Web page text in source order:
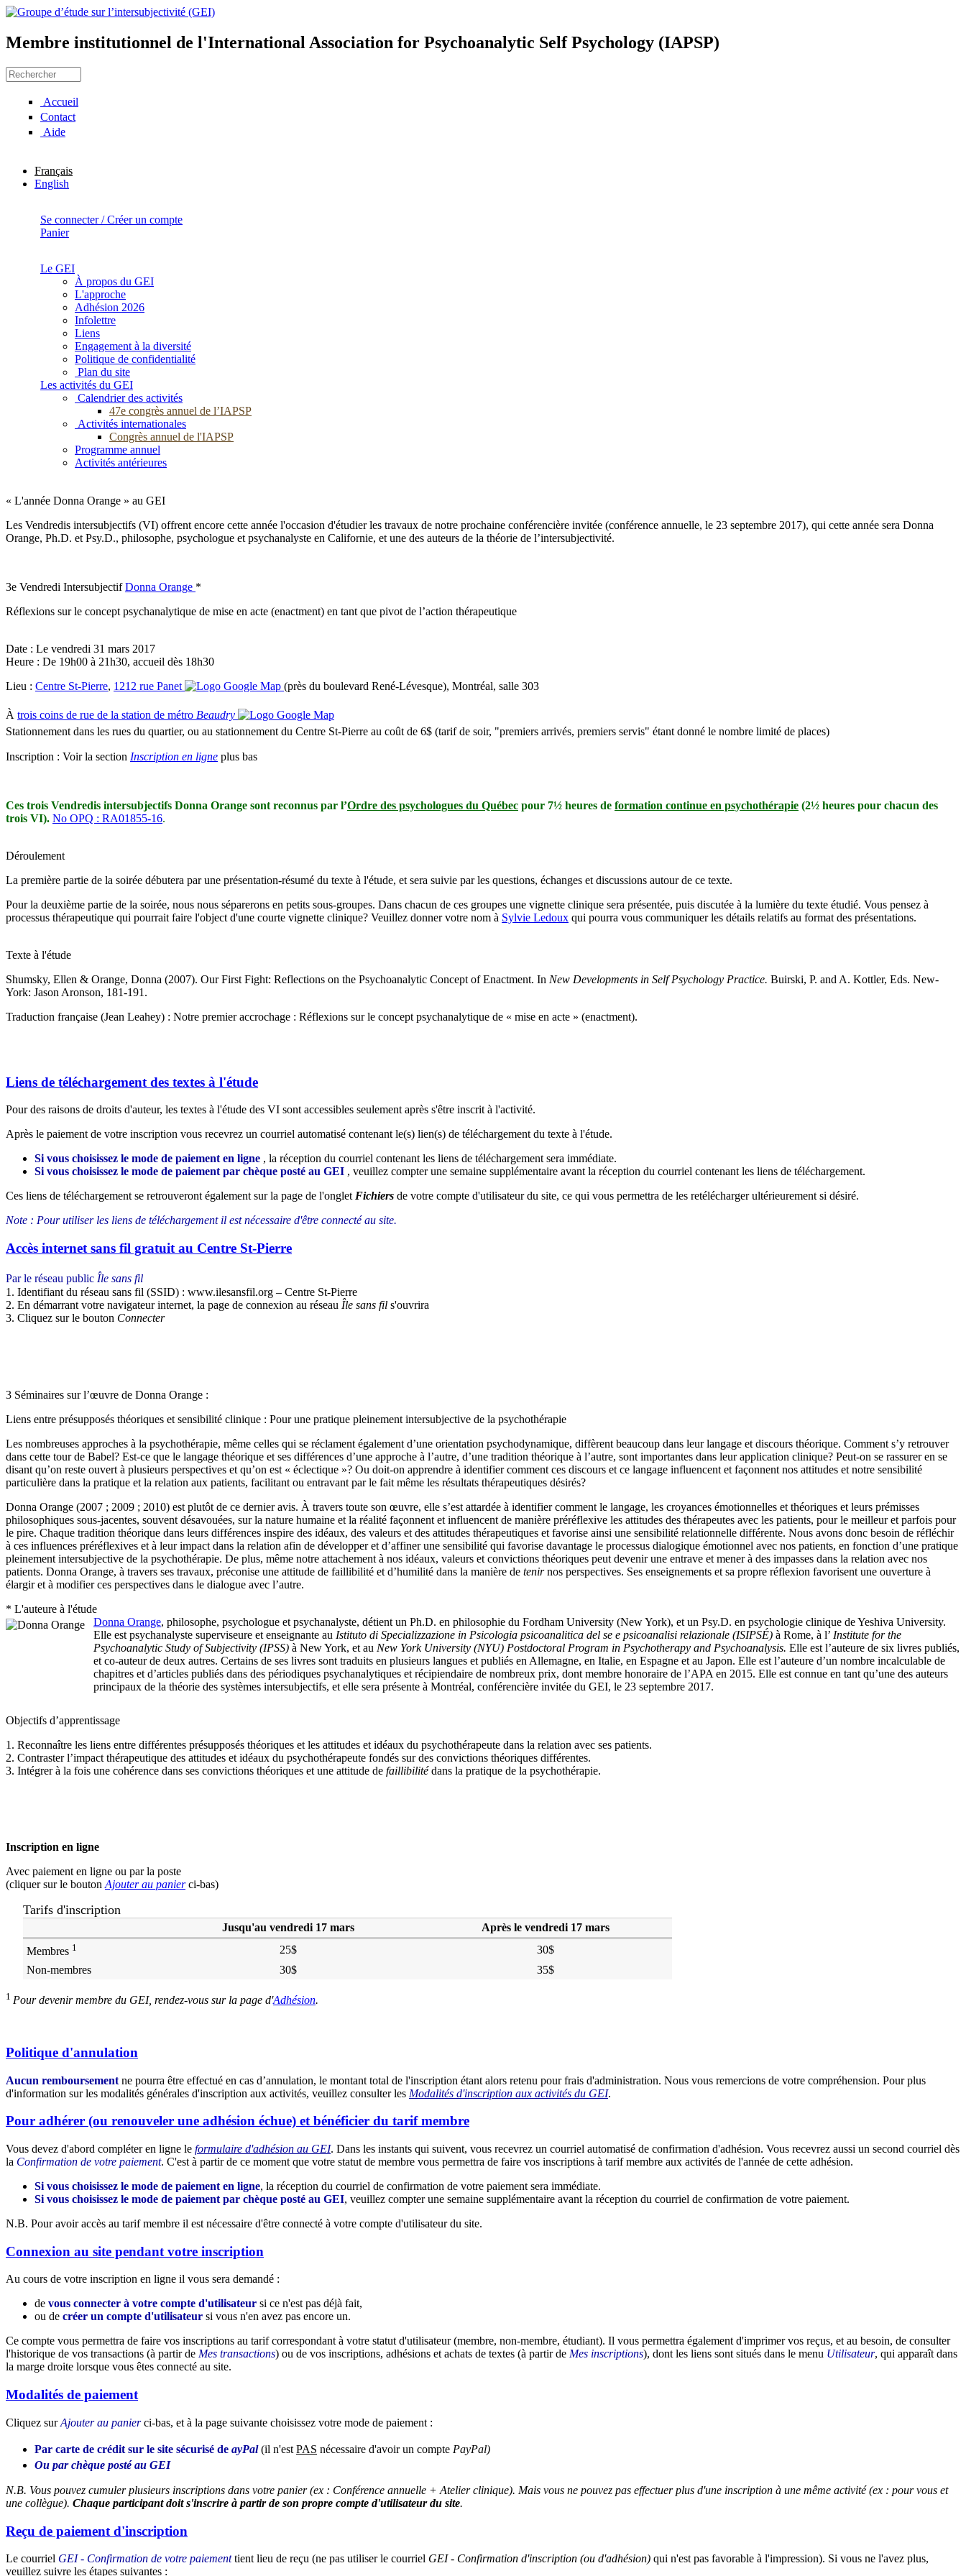
Aller au contenu principal
Groupe d’étude sur l’intersubjectivité (GEI)
Membre institutionnel de l'International Association for Psychoanalytic Self Psychology (IAPSP)
Rechercher
Accueil
Contact
Aide
Français
English
Se connecter / Créer un compte
Panier
Le GEI
À propos du GEI
L'approche
Adhésion 2026
Infolettre
Liens
Engagement à la diversité
Politique de confidentialité
Plan du site
Les activités du GEI
Calendrier des activités
47e congrès annuel de l’IAPSP
Activités internationales
Congrès annuel de l'IAPSP
Programme annuel
Activités antérieures
« L'année Donna Orange » au GEI
Les Vendredis intersubjectifs (VI) offrent encore cette année l'occasion d'étudier les travaux de notre prochaine conférencière invitée (conférence annuelle, le 23 septembre 2017), qui cette année sera Donna
Orange, Ph.D. et Psy.D., philosophe, psychologue et psychanalyste en Californie, et une des auteurs de la théorie de l’intersubjectivité.
3e Vendredi IntersubjectifDonna Orange *
Réflexions sur le concept psychanalytique de mise en acte (enactment) en tant que pivot de l’action thérapeutique
Date : Le vendredi 31 mars 2017
Heure : De 19h00 à 21h30, accueil dès 18h30
Lieu : Centre St-Pierre, 1212 rue Panet (près du boulevard René-Lévesque), Montréal, salle 303
À trois coins de rue de la station de métro Beaudry
Stationnement dans les rues du quartier, ou au stationnement du Centre St-Pierre au coût de 6$ (tarif de soir, "premiers arrivés, premiers servis" étant donné le nombre limité de places)
Inscription : Voir la section Inscription en ligne plus bas
Ces trois Vendredis intersubjectifs Donna Orange sont reconnus par l’Ordre des psychologues du Québec pour 7½ heures de formation continue en psychothérapie (2½ heures pour chacun des
trois VI). No OPQ : RA01855-16.
Déroulement
La première partie de la soirée débutera par une présentation-résumé du texte à l'étude, et sera suivie par les questions, échanges et discussions autour de ce texte.
Pour la deuxième partie de la soirée, nous nous séparerons en petits sous-groupes. Dans chacun de ces groupes une vignette clinique sera présentée, puis discutée à la lumière du texte étudié. Vous pensez à
processus thérapeutique qui pourrait faire l'object d'une courte vignette clinique? Veuillez donner votre nom à Sylvie Ledoux qui pourra vous communiquer les détails relatifs au format des présentations.
Texte à l'étude
Shumsky, Ellen & Orange, Donna (2007). Our First Fight: Reflections on the Psychoanalytic Concept of Enactment. In New Developments in Self Psychology Practice. Buirski, P. and A. Kottler, Eds. New-
York: Jason Aronson, 181-191.
Traduction française (Jean Leahey) : Notre premier accrochage : Réflexions sur le concept psychanalytique de « mise en acte » (enactment).
Liens de téléchargement des textes à l'étude
Pour des raisons de droits d'auteur, les textes à l'étude des VI sont accessibles seulement après s'être inscrit à l'activité.
Après le paiement de votre inscription vous recevrez un courriel automatisé contenant le(s) lien(s) de téléchargement du texte à l'étude.
Si vous choisissez le mode de paiement en ligne , la réception du courriel contenant les liens de téléchargement sera immédiate.
Si vous choisissez le mode de paiement par chèque posté au GEI , veuillez compter une semaine supplémentaire avant la réception du courriel contenant les liens de téléchargement.
Ces liens de téléchargement se retrouveront également sur la page de l'ongletFichiers de votre compte d'utilisateur du site, ce qui vous permettra de les retélécharger ultérieurement si désiré.
Note : Pour utiliser les liens de téléchargement il est nécessaire d'être connecté au site.
Accès internet sans fil gratuit au Centre St-Pierre
Par le réseau public Île sans fil
1. Identifiant du réseau sans fil (SSID) : www.ilesansfil.org – Centre St-Pierre
2. En démarrant votre navigateur internet, la page de connexion au réseau Île sans fil s'ouvrira
3. Cliquez sur le bouton Connecter
3 Séminaires sur l’œuvre de Donna Orange :
Liens entre présupposés théoriques et sensibilité clinique : Pour une pratique pleinement intersubjective de la psychothérapie
Les nombreuses approches à la psychothérapie, même celles qui se réclament également d’une orientation psychodynamique, diffèrent beaucoup dans leur langage et discours théorique. Comment s’y retrouver
dans cette tour de Babel? Est-ce que le langage théorique et ses différences d’une approche à l’autre, d’une tradition théorique à l’autre, sont importantes dans leur application clinique? Peut-on se rassurer en se
disant qu’on reste ouvert à plusieurs perspectives et qu’on est « éclectique »? Ou doit-on apprendre à identifier comment ces discours et ce langage influencent et façonnent nos attitudes et notre sensibilité
particulière dans la pratique et la relation aux patients, facilitant ou entravant par le fait même les résultats thérapeutiques désirés?
Donna Orange (2007 ; 2009 ; 2010) est plutôt de ce dernier avis. À travers toute son œuvre, elle s’est attardée à identifier comment le langage, les croyances émotionnelles et théoriques et leurs prémisses
philosophiques sous-jacentes, souvent désavouées, sur la nature humaine et la réalité façonnent et influencent de manière préréflexive les attitudes des thérapeutes avec les patients, pour le meilleur et parfois pour
le pire. Chaque tradition théorique dans leurs différences inspire des idéaux, des valeurs et des attitudes thérapeutiques et favorise ainsi une sensibilité relationnelle différente. Nous avons donc besoin de réfléchir
à ces influences préréflexives et à leur impact dans la relation afin de développer et d’affiner une sensibilité qui favorise davantage le processus dialogique émotionnel avec nos patients, en fonction d’une pratique
pleinement intersubjective de la psychothérapie. De plus, même notre attachement à nos idéaux, valeurs et convictions théoriques peut devenir une entrave et mener à des impasses dans la relation avec nos
patients. Donna Orange, à travers ses travaux, préconise une attitude de faillibilité et d’humilité dans la manière de tenirnos perspectives. Ses enseignements et sa propre réflexion favorisent une ouverture à
élargir et à modifier ces perspectives dans le dialogue avec l’autre.
* L'auteure à l'étude
Donna Orange, philosophe, psychologue et psychanalyste, détient un Ph.D. en philosophie du Fordham University (New York), et un Psy.D. en psychologie clinique de Yeshiva University.
Elle est psychanalyste superviseure et enseignante au Istituto di Specializzazione in Psicologia psicoanalitica del se e psicoanalisi relazionale (ISIPSÉ) à Rome, à l’ Institute for the
Psychoanalytic Study of Subjectivity (IPSS) à New York, et au New York University (NYU) Postdoctoral Program in Psychotherapy and Psychoanalysis. Elle est l’auteure de six livres publiés,
et co-auteur de deux autres. Certains de ses livres sont traduits en plusieurs langues et publiés en Allemagne, en Italie, en Espagne et au Japon. Elle est l’auteure d’un nombre incalculable de
chapitres et d’articles publiés dans des périodiques psychanalytiques et récipiendaire de nombreux prix, dont membre honoraire de l’APA en 2015. Elle est connue en tant qu’une des auteurs
principaux de la théorie des systèmes intersubjectifs, et elle sera présente à Montréal, conférencière invitée du GEI, le 23 septembre 2017.
Objectifs d’apprentissage
1. Reconnaître les liens entre différentes présupposés théoriques et les attitudes et idéaux du psychothérapeute dans la relation avec ses patients.
2. Contraster l’impact thérapeutique des attitudes et idéaux du psychothérapeute fondés sur des convictions théoriques différentes.
3. Intégrer à la fois une cohérence dans ses convictions théoriques et une attitude de faillibilitédans la pratique de la psychothérapie.
Inscription en ligne
Avec paiement en ligne ou par la poste
(cliquer sur le bouton Ajouter au panierci-bas)
Tarifs d'inscription
Jusqu'au vendredi 17 mars
Après le vendredi 17 mars
Membres 1 25$
30$
Non-membres
30$ 35$
1 Pour devenir membre du GEI, rendez-vous sur la page d'Adhésion.
Politique d'annulation
Aucun remboursement ne pourra être effectué en cas d’annulation, le montant total de l'inscription étant alors retenu pour frais d'administration. Nous vous remercions de votre compréhension. Pour plus
d'information sur les modalités générales d'inscription aux activités, veuillez consulter les Modalités d'inscription aux activités du GEI.
Pour adhérer (ou renouveler une adhésion échue) et bénéficier du tarif membre
Vous devez d'abord compléter en ligne le formulaire d'adhésion au GEI. Dans les instants qui suivent, vous recevrez un courriel automatisé de confirmation d'adhésion. Vous recevrez aussi un second courriel dès
la Confirmation de votre paiement. C'est à partir de ce moment que votre statut de membre vous permettra de faire vos inscriptions à tarif membre aux activités de l'année de cette adhésion.
Si vous choisissez le mode de paiement en ligne, la réception du courriel de confirmation de votre paiement sera immédiate.
Si vous choisissez le mode de paiement par chèque posté au GEI, veuillez compter une semaine supplémentaire avant la réception du courriel de confirmation de votre paiement.
N.B. Pour avoir accès au tarif membre il est nécessaire d'être connecté à votre compte d'utilisateur du site.
Connexion au site pendant votre inscription
Au cours de votre inscription en ligne il vous sera demandé :
de vous connecter à votre compte d'utilisateur si ce n'est pas déjà fait,
ou de créer un compte d'utilisateur si vous n'en avez pas encore un.
Ce compte vous permettra de faire vos inscriptions au tarif correspondant à votre statut d'utilisateur (membre, non-membre, étudiant). Il vous permettra également d'imprimer vos reçus, et au besoin, de consulter
l'historique de vos transactions (à partir de Mes transactions) ou de vos inscriptions, adhésions et achats de textes (à partir de Mes inscriptions), dont les liens sont situés dans le menu Utilisateur, qui apparaît dans
la marge droite lorsque vous êtes connecté au site.
Modalités de paiement
Cliquez surAjouter au panierci-bas, et à la page suivante choisissez votre mode de paiement :
Par carte de crédit sur le site sécurisé de ayPal(il n'est PAS nécessaire d'avoir un compte PayPal)
Ou par chèque posté au GEI
N.B. Vous pouvez cumuler plusieurs inscriptions dans votre panier (ex : Conférence annuelle + Atelier clinique). Mais vous ne pouvez pas effectuer plus d'une inscription à une même activité (ex : pour vous et
une collègue). Chaque participant doit s'inscrire à partir de son propre compte d'utilisateur du site.
Reçu de paiement d'inscription
Le courriel GEI - Confirmation de votre paiementtient lieu de reçu (ne pas utiliser le courriel GEI - Confirmation d'inscription (ou d'adhésion) qui n'est pas favorable à l'impression). Si vous ne l'avez plus,
veuillez suivre les étapes suivantes :